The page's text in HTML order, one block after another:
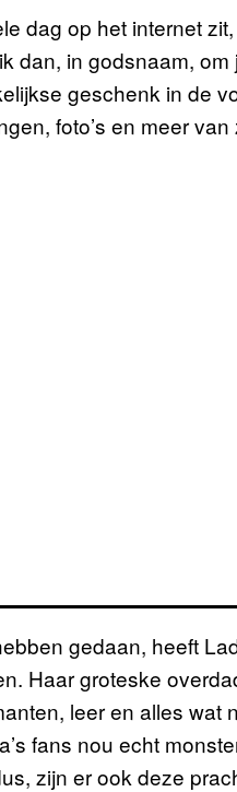
dag op het internet
dan, in godsnaam,
geschenk in de
foto’s en meer van
gedaan, heeft
Haar groteske
leer en alles wat
fans nou echt
zijn er ook deze